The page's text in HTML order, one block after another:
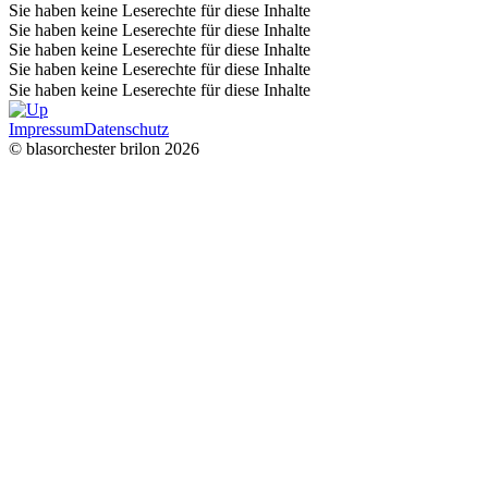
Sie haben keine Leserechte für diese Inhalte
Sie haben keine Leserechte für diese Inhalte
Sie haben keine Leserechte für diese Inhalte
Sie haben keine Leserechte für diese Inhalte
Sie haben keine Leserechte für diese Inhalte
ImpressumDatenschutz
© blasorchester brilon 2026